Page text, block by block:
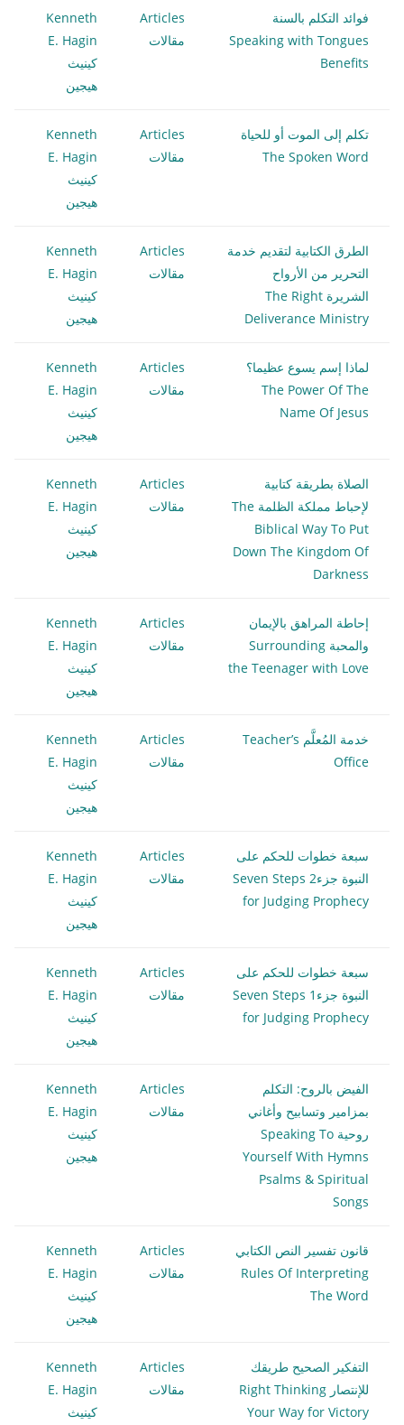
فوائد التكلم بالسنة
Speaking with Tongues
Benefits
Articles
مقالات
Kenneth
E. Hagin
كينيث
هيجين
تكلم إلى الموت أو للحياة
The Spoken Word
Articles
مقالات
Kenneth
E. Hagin
كينيث
هيجين
الطرق الكتابية لتقديم خدمة
التحرير من الأرواح
الشريرة The Right
Deliverance Ministry
Articles
مقالات
Kenneth
E. Hagin
كينيث
هيجين
لماذا إسم يسوع عظيما؟
The Power Of The
Name Of Jesus
Articles
مقالات
Kenneth
E. Hagin
كينيث
هيجين
الصلاة بطريقة كتابية
لإحباط مملكة الظلمة The
Biblical Way To Put
Down The Kingdom Of
Darkness
Articles
مقالات
Kenneth
E. Hagin
كينيث
هيجين
إحاطة المراهق بالإيمان
والمحبة Surrounding
the Teenager with Love
Articles
مقالات
Kenneth
E. Hagin
كينيث
هيجين
خدمة المُعلَّم Teacher’s
Office
Articles
مقالات
Kenneth
E. Hagin
كينيث
هيجين
سبعة خطوات للحكم على
النبوة جزء2 Seven Steps
for Judging Prophecy
Articles
مقالات
Kenneth
E. Hagin
كينيث
هيجين
سبعة خطوات للحكم على
النبوة جزء1 Seven Steps
for Judging Prophecy
Articles
مقالات
Kenneth
E. Hagin
كينيث
هيجين
الفيض بالروح: التكلم
بمزامير وتسابيح وأغاني
روحية Speaking To
Yourself With Hymns
Psalms & Spiritual
Songs
Articles
مقالات
Kenneth
E. Hagin
كينيث
هيجين
قانون تفسير النص الكتابي
Rules Of Interpreting
The Word
Articles
مقالات
Kenneth
E. Hagin
كينيث
هيجين
التفكير الصحيح طريقك
للإنتصار Right Thinking
Your Way for Victory
Articles
مقالات
Kenneth
E. Hagin
كينيث